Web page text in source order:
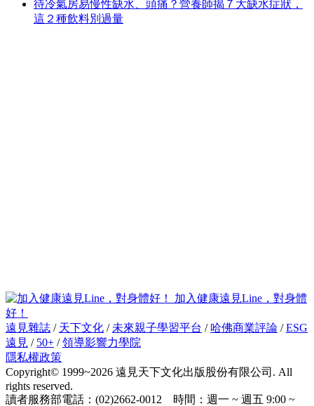
待冷氣房易慢性缺水、頭痛？營養師揭７大缺水症狀，
這２種飲料別過量
加入健康遠見Line，對身體
好！
遠見雜誌 / 天下文化 / 未來親子學習平台 / 哈佛商業評論 /ESG
遠見 / 50+ /領導影響力學院
隱私權政策
Copyright© 1999~2026 遠見天下文化出版股份有限公司. All
rights reserved.
讀者服務部電話：(02)2662-0012 時間：週一 ~ 週五 9:00 ~